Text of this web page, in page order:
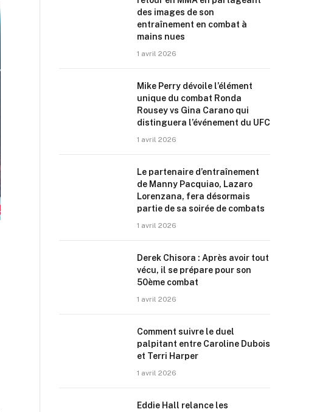
des images de son
entraînement en combat à
mains nues
1 avril 2026
Mike Perry dévoile l’élément
unique du combat Ronda
Rousey vs Gina Carano qui
distinguera l’événement du UFC
1 avril 2026
Le partenaire d’entraînement
de Manny Pacquiao, Lazaro
Lorenzana, fera désormais
partie de sa soirée de combats
1 avril 2026
Derek Chisora : Après avoir tout
vécu, il se prépare pour son
50ème combat
1 avril 2026
Comment suivre le duel
palpitant entre Caroline Dubois
et Terri Harper
1 avril 2026
Eddie Hall relance les